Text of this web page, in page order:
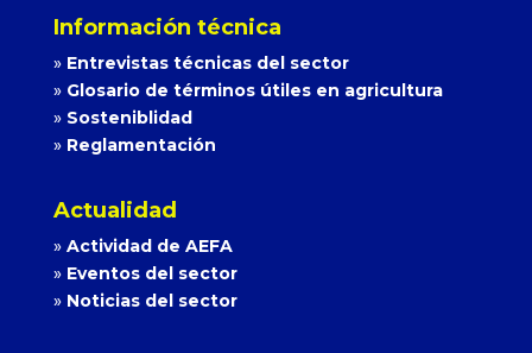
Información técnica
» Entrevistas técnicas del sector
» Glosario de términos útiles en agricultura
» Sosteniblidad
» Reglamentación
Actualidad
» Actividad de AEFA
» Eventos del sector
» Noticias del sector